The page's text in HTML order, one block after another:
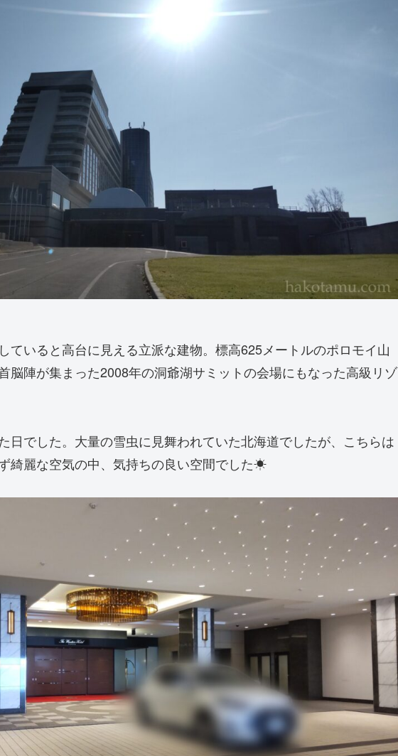
ていると高台に見える立派な建物。標高625メートルのポロモイ山
脳陣が集まった2008年の洞爺湖サミットの会場にもなった高級リゾ
日でした。大量の雪虫に見舞われていた北海道でしたが、こちらは
綺麗な空気の中、気持ちの良い空間でした☀